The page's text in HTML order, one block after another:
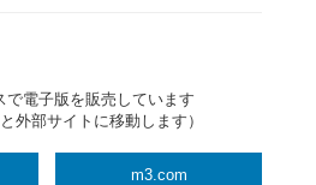
で電子版を販売しています
外部サイトに移動します）
m3.com